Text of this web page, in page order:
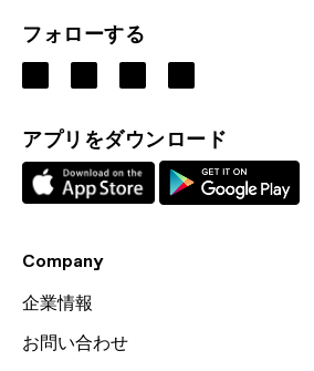
フォローする
アプリをダウンロード
Company
企業情報
お問い合わせ